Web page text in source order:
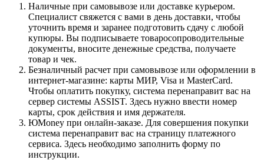
Наличные при самовывозе или доставке курьером.
Специалист свяжется с вами в день доставки, чтобы
уточнить время и заранее подготовить сдачу с любой
купюры. Вы подписываете товаросопроводительные
документы, вносите денежные средства, получаете
товар и чек.
Безналичный расчет при самовывозе или оформлении в
интернет-магазине: карты МИР, Visa и MasterCard.
Чтобы оплатить покупку, система перенаправит вас на
сервер системы ASSIST. Здесь нужно ввести номер
карты, срок действия и имя держателя.
ЮMoney при онлайн-заказе. Для совершения покупки
система перенаправит вас на страницу платежного
сервиса. Здесь необходимо заполнить форму по
инструкции.